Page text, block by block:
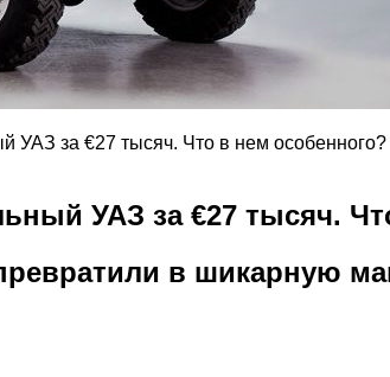
УАЗ за €27 тысяч. Что в нем особенного?
УАЗ за €27 тысяч.
в шикарную